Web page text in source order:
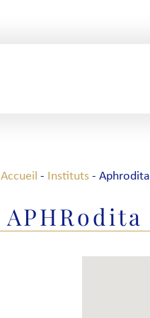
Accueil - Instituts- Aphrodita
APHRodita